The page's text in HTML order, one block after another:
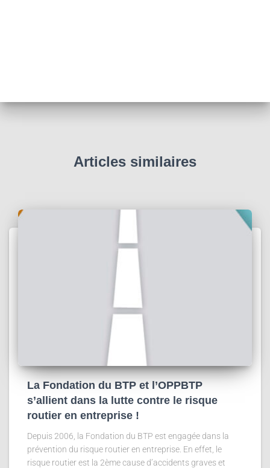
Articles similaires
La Fondation du BTP et l’OPPBTP
s’allient dans la lutte contre le risque
routier en entreprise !
Depuis 2006, la Fondation du BTP est engagée dans la
prévention du risque routier en entreprise. En effet, le
risque routier est la 2ème cause d’accidents graves et